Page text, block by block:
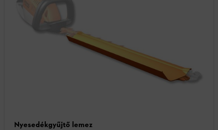
Nyesedékgyűjtő lemez